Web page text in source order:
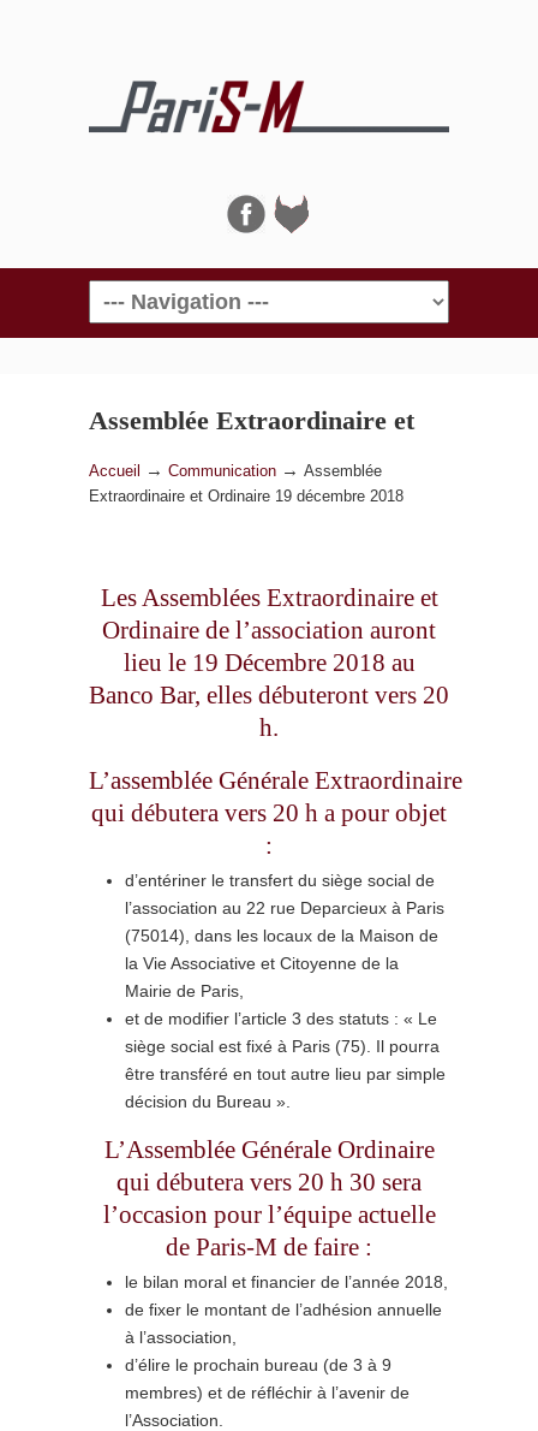
Navigation
Assemblée Extraordinaire et
Ordinaire 19 décembre 2018
Accueil → Communication → Assemblée
Extraordinaire et Ordinaire 19 décembre 2018
Les Assemblées Extraordinaire et
Ordinaire de l’association auront
lieu le 19 Décembre 2018 au
Banco Bar, elles débuteront vers 20
h.
L’assemblée Générale Extraordinaire
qui débutera vers 20 h a pour objet
:
d’entériner le transfert du siège social de
l’association au 22 rue Deparcieux à Paris
(75014), dans les locaux de la Maison de
la Vie Associative et Citoyenne de la
Mairie de Paris,
et de modifier l’article 3 des statuts : « Le
siège social est fixé à Paris (75). Il pourra
être transféré en tout autre lieu par simple
décision du Bureau ».
L’Assemblée Générale Ordinaire
qui débutera vers 20 h 30 sera
l’occasion pour l’équipe actuelle
de Paris-M de faire :
le bilan moral et financier de l’année 2018,
de fixer le montant de l’adhésion annuelle
à l’association,
d’élire le prochain bureau (de 3 à 9
membres) et de réfléchir à l’avenir de
l’Association.